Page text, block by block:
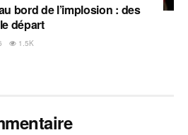
bord de l’implosion : des
départ
1.5K